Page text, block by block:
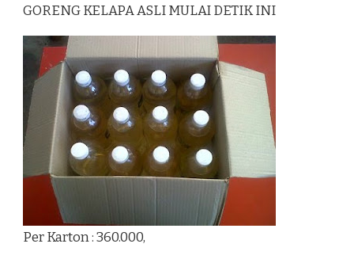
GORENG KELAPA ASLI MULAI DETIK INI
Per Karton : 360.000,